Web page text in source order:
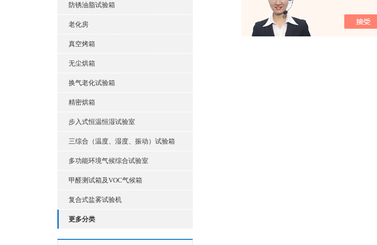
防锈油脂试验箱
老化房
真空烤箱
无尘烘箱
换气老化试验箱
精密烘箱
步入式恒温恒湿试验室
三综合（温度、湿度、振动）试验箱
多功能环境气候综合试验室
甲醛测试箱及VOC气候箱
复合式盐雾试验机
更多分类